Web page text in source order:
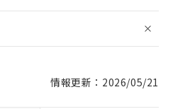
情報更新：2026/05/21